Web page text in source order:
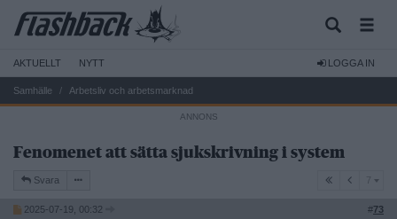
AKTUELLT NYTT LOGGA IN
Samhälle Arbetsliv och arbetsmarknad
Fenomenet att sätta sjukskrivning i system
Svara
2025-07-19, 00:32 #73